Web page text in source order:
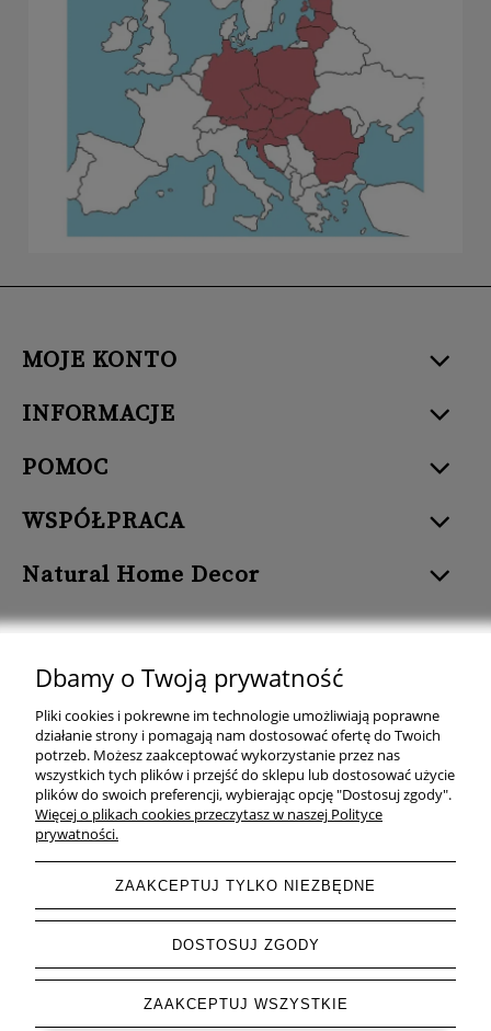
MOJE KONTO
INFORMACJE
POMOC
WSPÓŁPRACA
Natural Home Decor
Natural Home Decor | E-mail: sklep at naturalhomedecor.pl | Tel.:
507 707 299
| NIP: 7971800592 | REGON: 381429127
Copyright © 2026 - Naturalhomedecor.pl
Dbamy o Twoją prywatność
Pliki cookies i pokrewne im technologie umożliwiają poprawne
działanie strony i pomagają nam dostosować ofertę do Twoich
potrzeb. Możesz zaakceptować wykorzystanie przez nas
wszystkich tych plików i przejść do sklepu lub dostosować użycie
plików do swoich preferencji, wybierając opcję "Dostosuj zgody".
Więcej o plikach cookies przeczytasz w naszej Polityce
prywatności.
ZAAKCEPTUJ TYLKO NIEZBĘDNE
DOSTOSUJ ZGODY
ZAAKCEPTUJ WSZYSTKIE